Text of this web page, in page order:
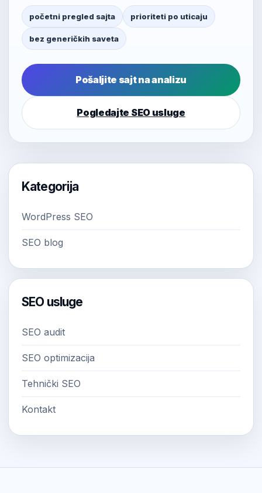
početni pregled sajta prioriteti po uticaju
bez generičkih saveta
Pošaljite sajt na analizu
Pogledajte SEO usluge
Kategorija
WordPress SEO
SEO blog
SEO usluge
SEO audit
SEO optimizacija
Tehnički SEO
Kontakt